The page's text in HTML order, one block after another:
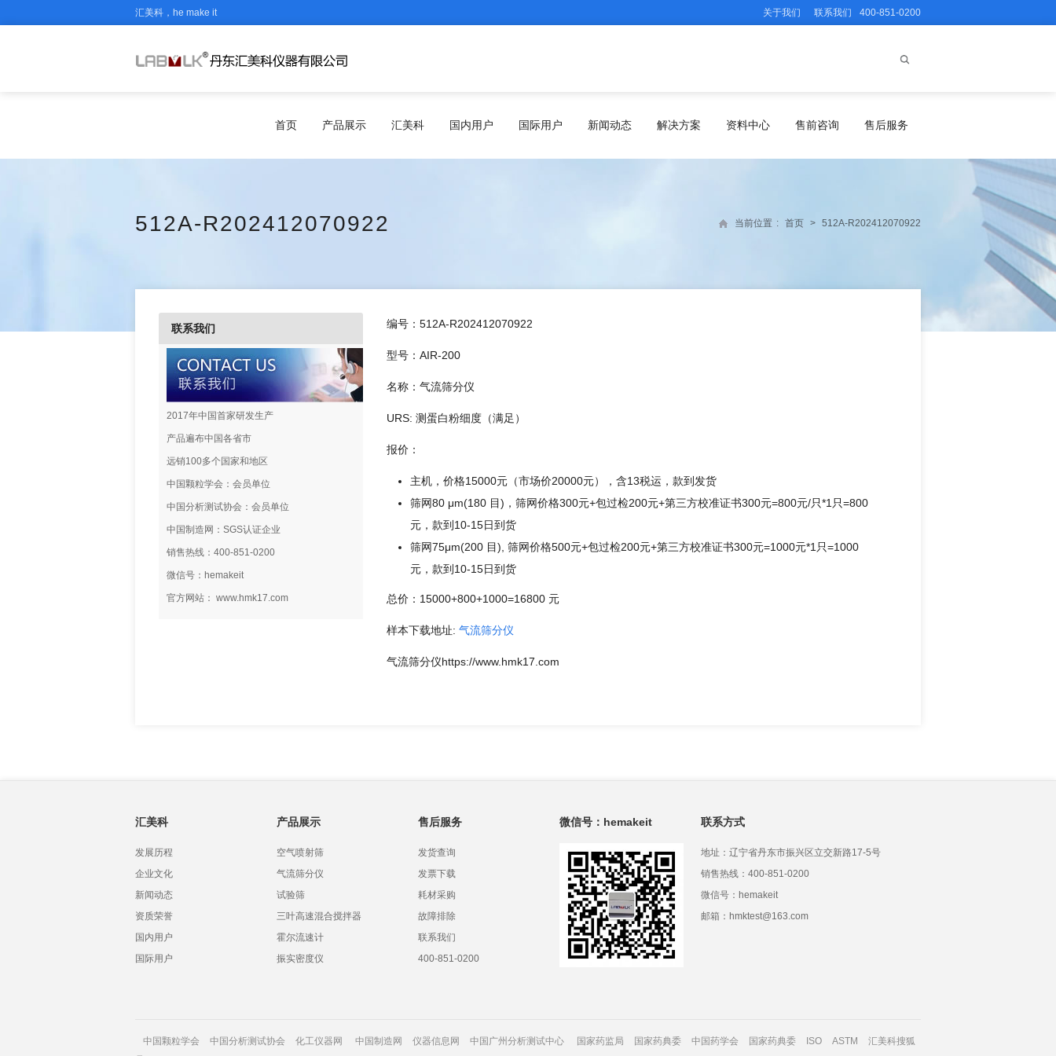
汇美科，he make it 关于我们 联系我们 400-851-0200
首页 产品展示 汇美科 国内用户 国际用户 新闻动态 解决方案 资料中心 售前咨询 售后服务
512A-R202412070922 当前位置 : 首页 > 512A-R202412070922
编号：512A-R202412070922
型号：AIR-200
名称：气流筛分仪
URS: 测蛋白粉细度（满足）
报价：
主机，价格15000元（市场价20000元），含13税运，款到发货
筛网80 μm(180 目)，筛网价格300元+包过检200元+第三方校准证书300元=800元/只*1只=800
元，款到10-15日到货
筛网75μm(200 目), 筛网价格500元+包过检200元+第三方校准证书300元=1000元*1只=1000
元，款到10-15日到货
总价：15000+800+1000=16800 元
样本下载地址: 气流筛分仪
气流筛分仪https://www.hmk17.com
联系我们
2017年中国首家研发生产
产品遍布中国各省市
远销100多个国家和地区
中国颗粒学会：会员单位
中国分析测试协会：会员单位
中国制造网：SGS认证企业
销售热线：400-851-0200
微信号：hemakeit
官方网站： www.hmk17.com
汇美科
发展历程
企业文化
新闻动态
资质荣誉
国内用户
国际用户
产品展示
空气喷射筛
气流筛分仪
试验筛
三叶高速混合搅拌器
霍尔流速计
振实密度仪
售后服务
发货查询
发票下载
耗材采购
故障排除
联系我们
400-851-0200
微信号：hemakeit 联系方式
地址：辽宁省丹东市振兴区立交新路17-5号
销售热线：400-851-0200
微信号：hemakeit
邮箱：hmktest@163.com
中国颗粒学会 中国分析测试协会 化工仪器网 中国制造网 仪器信息网 中国广州分析测试中心 国家药监局 国家药典委 中国药学会 国家药典委 ISO ASTM
汇美科搜狐